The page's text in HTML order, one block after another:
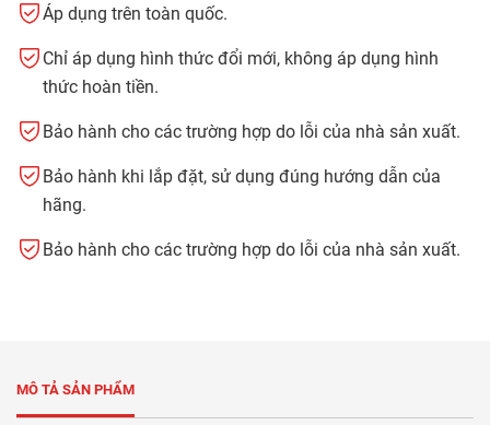
Áp dụng trên toàn quốc.
Chỉ áp dụng hình thức đổi mới, không áp dụng hình
thức hoàn tiền.
Bảo hành cho các trường hợp do lỗi của nhà sản xuất.
Bảo hành khi lắp đặt, sử dụng đúng hướng dẫn của
hãng.
Bảo hành cho các trường hợp do lỗi của nhà sản xuất.
MÔ TẢ SẢN PHẨM